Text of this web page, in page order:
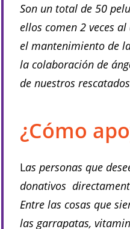
Son un total de 50
ellos comen 2 veces
el mantenimiento de
la colaboración de
de nuestros
¿Cómo
Las personas que
donativos
Entre las cosas que
las garrapatas,